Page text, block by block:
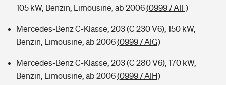
105 kW, Benzin, Limousine, ab 2006(0999 / AIF)
Mercedes-Benz C-Klasse, 203 (C 230 V6), 150 kW,
Benzin, Limousine, ab 2006(0999 / AIG)
Mercedes-Benz C-Klasse, 203 (C 280 V6), 170 kW,
Benzin, Limousine, ab 2006(0999 / AIH)